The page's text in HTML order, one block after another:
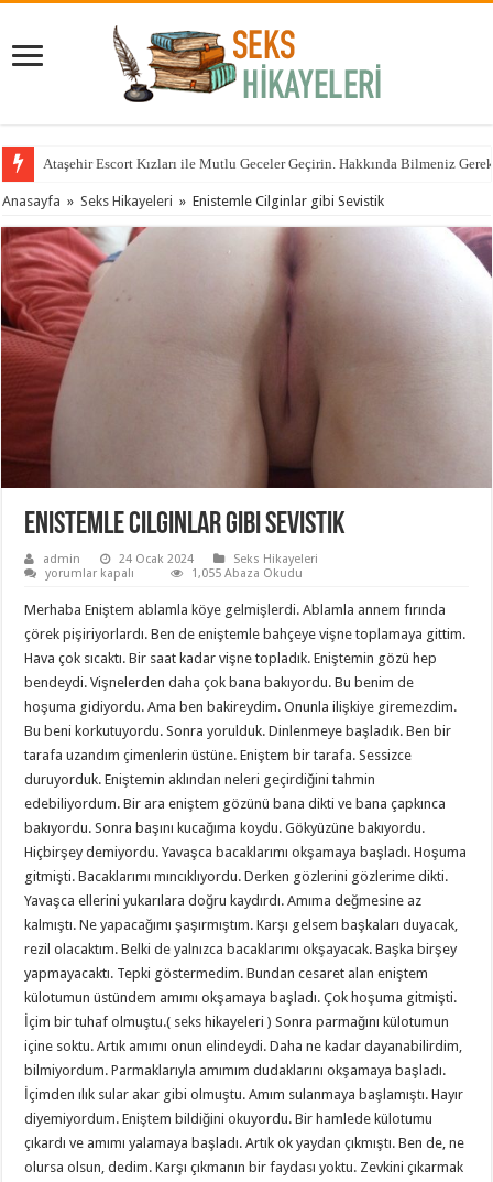
Ataşehir Escort Kızları ile Mutlu Geceler Geçirin. Hakkında Bilmeniz
Anasayfa » Seks Hikayeleri » Enistemle Cilginlar gibi Sevistik
Enistemle Cilginlar gibi Sevistik
admin 24 Ocak 2024
Seks Hikayeleri
Enistemle
gibi
Sevistik
için
yorumlar kapalı 1,055 Abaza Okudu
Merhaba Eniştem ablamla köye gelmişlerdi. Ablamla annem fırında
çörek pişiriyorlardı. Ben de eniştemle bahçeye vişne toplamaya gittim.
Hava çok sıcaktı. Bir saat kadar vişne topladık. Eniştemin gözü hep
bendeydi. Vişnelerden daha çok bana bakıyordu. Bu benim de
hoşuma gidiyordu. Ama ben bakireydim. Onunla ilişkiye giremezdim.
Bu beni korkutuyordu. Sonra yorulduk. Dinlenmeye başladık. Ben bir
tarafa uzandım çimenlerin üstüne. Eniştem bir tarafa. Sessizce
duruyorduk. Eniştemin aklından neleri geçirdiğini tahmin
edebiliyordum. Bir ara eniştem gözünü bana dikti ve bana çapkınca
bakıyordu. Sonra başını kucağıma koydu. Gökyüzüne bakıyordu.
Hiçbirşey demiyordu. Yavaşca bacaklarımı okşamaya başladı. Hoşuma
gitmişti. Bacaklarımı mıncıklıyordu. Derken gözlerini gözlerime dikti.
Yavaşca ellerini yukarılara doğru kaydırdı. Amıma değmesine az
kalmıştı. Ne yapacağımı şaşırmıştım. Karşı gelsem başkaları duyacak,
rezil olacaktım. Belki de yalnızca bacaklarımı okşayacak. Başka birşey
yapmayacaktı. Tepki göstermedim. Bundan cesaret alan eniştem
külotumun üstündem amımı okşamaya başladı. Çok hoşuma gitmişti.
İçim bir tuhaf olmuştu.( seks hikayeleri ) Sonra parmağını külotumun
içine soktu. Artık amımı onun elindeydi. Daha ne kadar dayanabilirdim,
bilmiyordum. Parmaklarıyla amımım dudaklarını okşamaya başladı.
İçimden ılık sular akar gibi olmuştu. Amım sulanmaya başlamıştı. Hayır
diyemiyordum. Eniştem bildiğini okuyordu. Bir hamlede külotumu
çıkardı ve amımı yalamaya başladı. Artık ok yaydan çıkmıştı. Ben de, ne
olursa olsun, dedim. Karşı çıkmanın bir faydası yoktu. Zevkini çıkarmak